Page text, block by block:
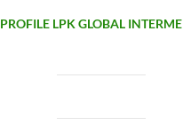
PROFILE LPK GLOBAL